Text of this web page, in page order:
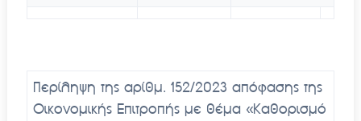
Περίληψη της αρίθμ. 152/2023 απόφασης της
Οικονομικής Επιτροπής με θέμα «Καθορισμό